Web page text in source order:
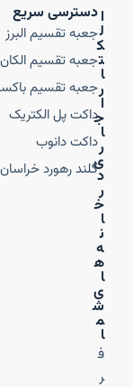
ا
ل
ک
ت
ا
ر
ا
ج
ا
ر
ی
د
ر
خ
ا
ن
ه‌
ه
ا
ی
ش
م
ا
ف
ر
دسترسی سریع
جعبه تقسیم البرز
جعبه تقسیم الکان
جعبه تقسیم
داکت پل الکتریک
داکت دانوب
گلند رهورد خراسان